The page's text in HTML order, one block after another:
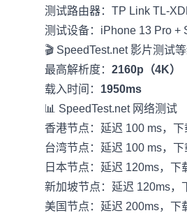
测试路由器：TP Link TL-
测试设备：iPhone 13 Pro +
🎬 SpeedTest.net影片测试
最高解析度： 2160p（4K）
载入时间： 1950ms
📊 SpeedTest.net网络测试
香港节点：延迟 100 ms，
台湾节点：延迟 100 ms，
日本节点：延迟 120ms，
新加坡节点：延迟 120ms，
美国节点：延迟 200ms，下